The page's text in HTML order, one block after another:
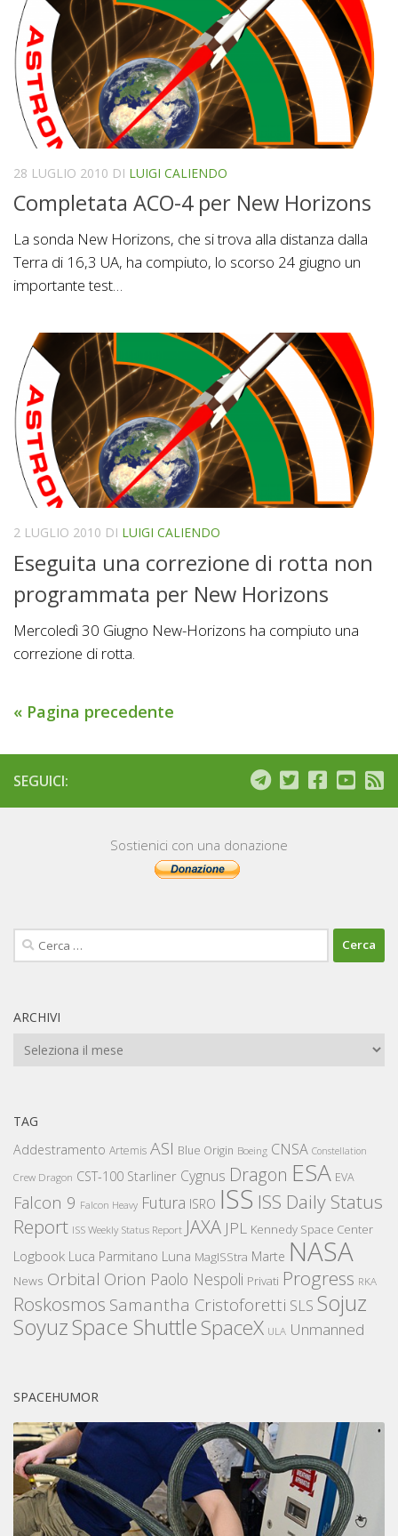
28 LUGLIO 2010 DI LUIGI CALIENDO
Completata ACO-4 per New Horizons
La sonda New Horizons, che si trova alla distanza dalla
Terra di 16,3 UA, ha compiuto, lo scorso 24 giugno un
importante test…
2 LUGLIO 2010 DI LUIGI CALIENDO
Eseguita una correzione di rotta non
programmata per New Horizons
Mercoledì 30 Giugno New-Horizons ha compiuto una
correzione di rotta.
« Pagina precedente
SEGUICI:
Sostienici con una donazione
Ricerca
per:
ARCHIVI
Archivi
TAG
Addestramento Artemis ASI Blue Origin Boeing CNSA Constellation
Crew Dragon CST-100 Starliner Cygnus Dragon ESA EVA
Falcon 9 Falcon Heavy Futura ISRO ISS ISS Daily Status
Report ISS Weekly Status Report JAXA JPL Kennedy Space Center
Logbook Luca Parmitano Luna MagISStra Marte NASA
News Orbital Orion Paolo Nespoli Privati Progress RKA
Roskosmos Samantha Cristoforetti SLS Sojuz
SoyuzSpace ShuttleSpaceX ULA Unmanned
SPACEHUMOR